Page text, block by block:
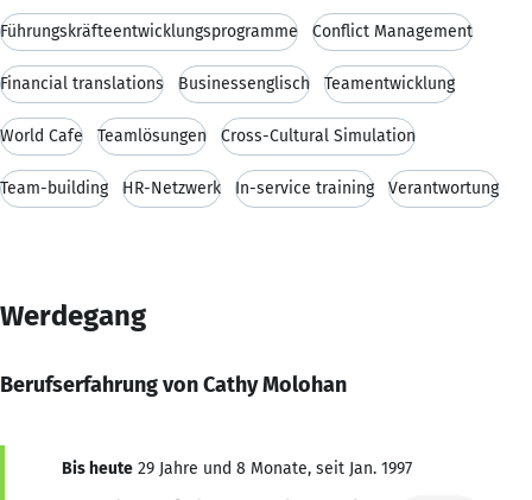
Führungskräfteentwicklungsprogramme Conflict Management
Financial translations Businessenglisch Teamentwicklung
World Cafe Teamlösungen Cross-Cultural Simulation
Team-building HR-Netzwerk In-service training Verantwortung
Werdegang
Berufserfahrung von Cathy Molohan
Bis heute 29 Jahre und 8 Monate, seit Jan. 1997